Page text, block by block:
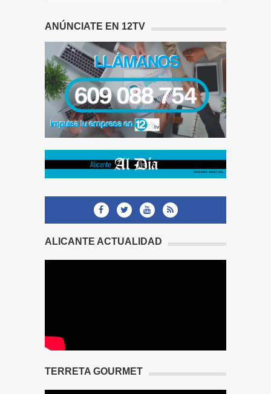
ANÚNCIATE EN 12TV
ALICANTE ACTUALIDAD
TERRETA GOURMET